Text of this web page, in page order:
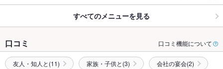
すべてのメニューを見る
口コミ 口コミ機能について
友人・知人と(11) 家族・子供と(3) 会社の宴会(2)